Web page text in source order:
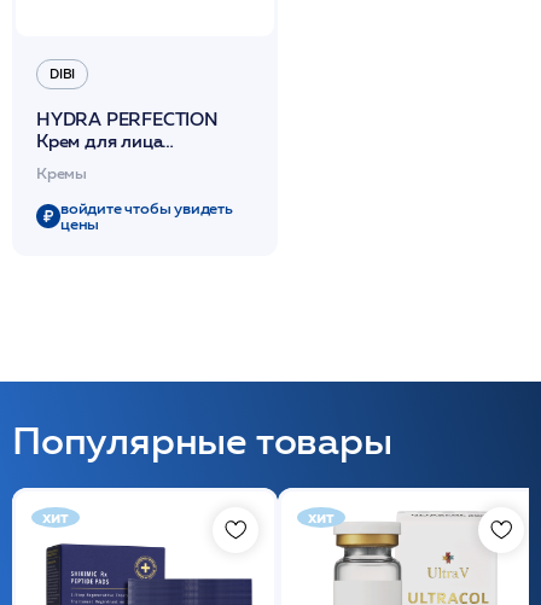
DIBI
HYDRA PERFECTION
Крем для лица
30мл /DIBI
Кремы
войдите чтобы увидеть
цены
Популярные товары
хит хит